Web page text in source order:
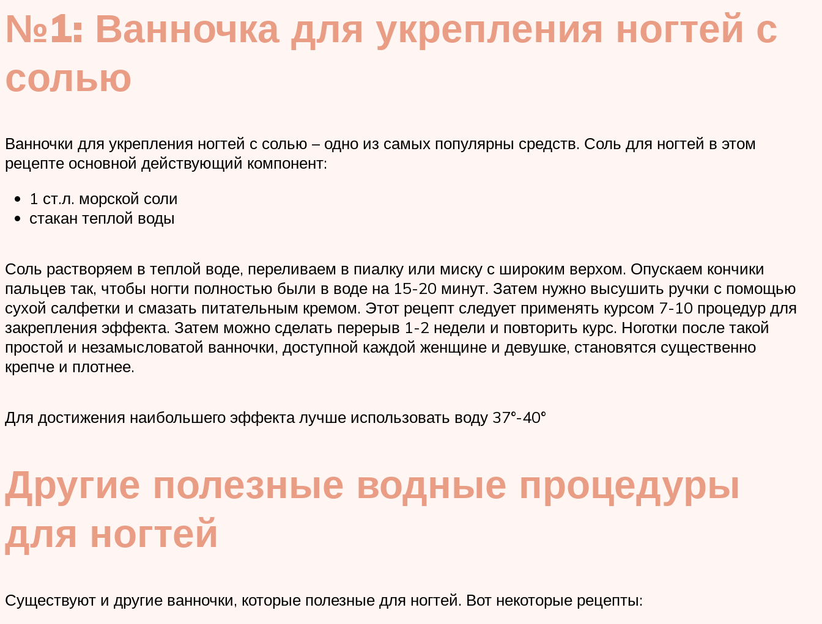
№1: Ванночка для укрепления ногтей с
солью
Ванночки для укрепления ногтей с солью – одно из самых популярны средств. Соль для ногтей в этом
рецепте основной действующий компонент:
1 ст.л. морской соли
стакан теплой воды
Соль растворяем в теплой воде, переливаем в пиалку или миску с широким верхом. Опускаем кончики
пальцев так, чтобы ногти полностью были в воде на 15-20 минут. Затем нужно высушить ручки с помощью
сухой салфетки и смазать питательным кремом. Этот рецепт следует применять курсом 7-10 процедур для
закрепления эффекта. Затем можно сделать перерыв 1-2 недели и повторить курс. Ноготки после такой
простой и незамысловатой ванночки, доступной каждой женщине и девушке, становятся существенно
крепче и плотнее.
Для достижения наибольшего эффекта лучше использовать воду 37°-40°
Другие полезные водные процедуры
для ногтей
Существуют и другие ванночки, которые полезные для ногтей. Вот некоторые рецепты: